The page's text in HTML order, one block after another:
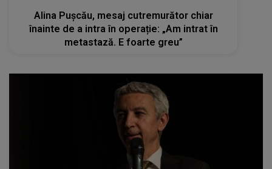
Alina Pușcău, mesaj cutremurător chiar
înainte de a intra în operație: „Am intrat în
metastază. E foarte greu”